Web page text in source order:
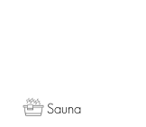
Sauna